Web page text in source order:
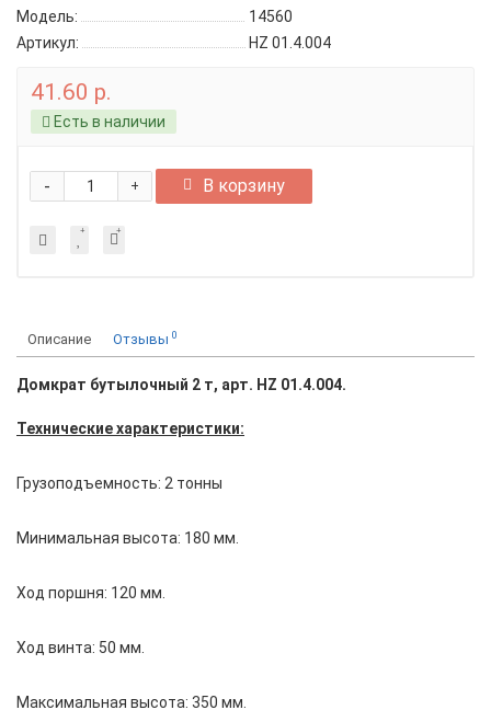
Модель:
14560
Артикул:
HZ 01.4.004
41.60 р.
Есть в наличии
+
- В корзину
Описание Отзывы 0
Домкрат бутылочный 2 т, арт. HZ 01.4.004.
Технические характеристики:
Грузоподъемность: 2 тонны
Минимальная высота: 180 мм.
Ход поршня: 120 мм.
Ход винта: 50 мм.
Максимальная высота: 350 мм.